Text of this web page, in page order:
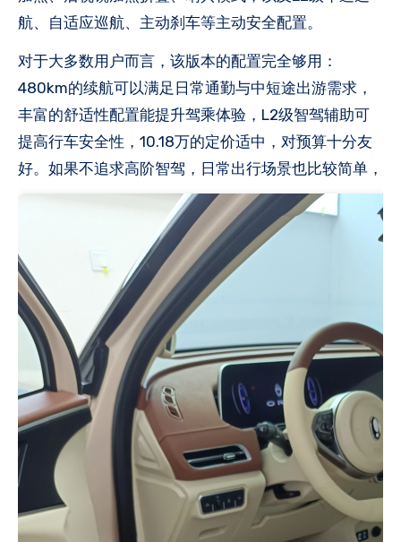
航、自适应巡航、主动刹车等主动安全配置。
对于大多数用户而言，该版本的配置完全够用：
480km的续航可以满足日常通勤与中短途出游需求，
丰富的舒适性配置能提升驾乘体验，L2级智驾辅助可
提高行车安全性，10.18万的定价适中，对预算十分友
好。如果不追求高阶智驾，日常出行场景也比较简单，